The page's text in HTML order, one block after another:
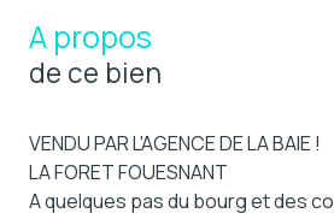
A propos
de ce bien
VENDU PAR L'AGENCE DE LA BAIE !
LA FORET FOUESNANT
A quelques pas du bourg et des